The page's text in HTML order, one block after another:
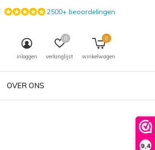
9,4
OVER ONS
inloggen verlanglijst
0
winkelwagen
0
2500+ beoordelingen